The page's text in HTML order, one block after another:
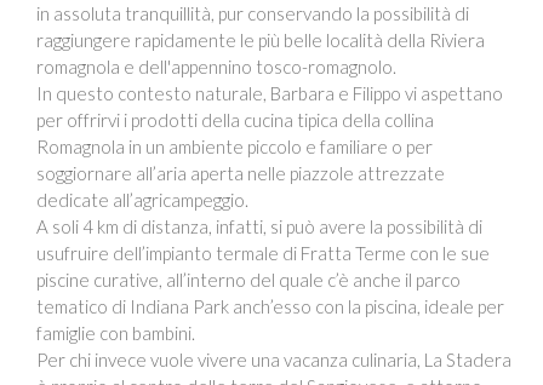
in assoluta tranquillità, pur conservando la possibilità di
raggiungere rapidamente le più belle località della Riviera
romagnola e dell'appennino tosco-romagnolo.
In questo contesto naturale, Barbara e Filippo vi aspettano
per offrirvi i prodotti della cucina tipica della collina
Romagnola in un ambiente piccolo e familiare o per
soggiornare all’aria aperta nelle piazzole attrezzate
dedicate all’agricampeggio.
A soli 4 km di distanza, infatti, si può avere la possibilità di
usufruire dell’impianto termale di Fratta Terme con le sue
piscine curative, all’interno del quale c’è anche il parco
tematico di Indiana Park anch’esso con la piscina, ideale per
famiglie con bambini.
Per chi invece vuole vivere una vacanza culinaria, La Stadera